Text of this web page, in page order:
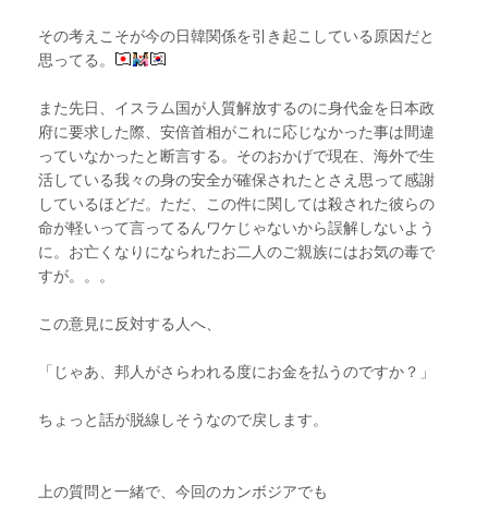
その考えこそが今の日韓関係を引き起こしている原因だと
思ってる。
また先日、イスラム国が人質解放するのに身代金を日本政
府に要求した際、安倍首相がこれに応じなかった事は間違
っていなかったと断言する。そのおかげで現在、海外で生
活している我々の身の安全が確保されたとさえ思って感謝
しているほどだ。ただ、この件に関しては殺された彼らの
命が軽いって言ってるんワケじゃないから誤解しないよう
に。お亡くなりになられたお二人のご親族にはお気の毒で
すが。。。
この意見に反対する人へ、
「じゃあ、邦人がさらわれる度にお金を払うのですか？」
ちょっと話が脱線しそうなので戻します。
上の質問と一緒で、今回のカンボジアでも